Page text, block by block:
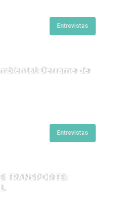
Entrevistas
Derrame de
Entrevistas
TRANSPORTE: